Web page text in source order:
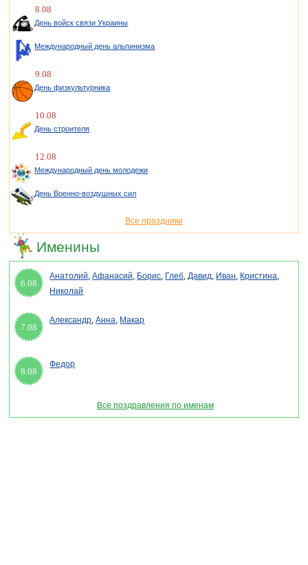
8.08
День войск связи Украины
Международный день альпинизма
9.08
День физкультурника
10.08
День строителя
12.08
Международный день молодежи
День Военно-воздушных сил
Все праздники
Именины
6.08
Анатолий,Афанасий, Борис, Глеб,Давид, Иван, Кристина,
Николай
7.08
Александр,Анна, Макар
8.08
Федор
Все поздравления по именам